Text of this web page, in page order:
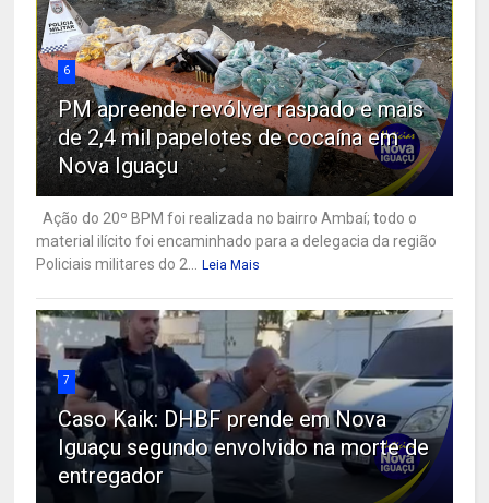
6
PM apreende revólver raspado e mais
de 2,4 mil papelotes de cocaína em
Nova Iguaçu
Ação do 20º BPM foi realizada no bairro Ambaí; todo o
material ilícito foi encaminhado para a delegacia da região
Policiais militares do 2...
Leia Mais
7
Caso Kaik: DHBF prende em Nova
Iguaçu segundo envolvido na morte de
entregador